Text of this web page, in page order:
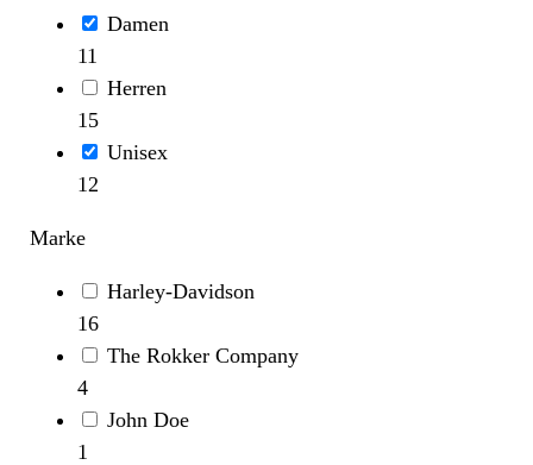
Damen
11
Herren
15
Unisex
12
Marke
Harley-Davidson
16
The Rokker Company
4
John Doe
1